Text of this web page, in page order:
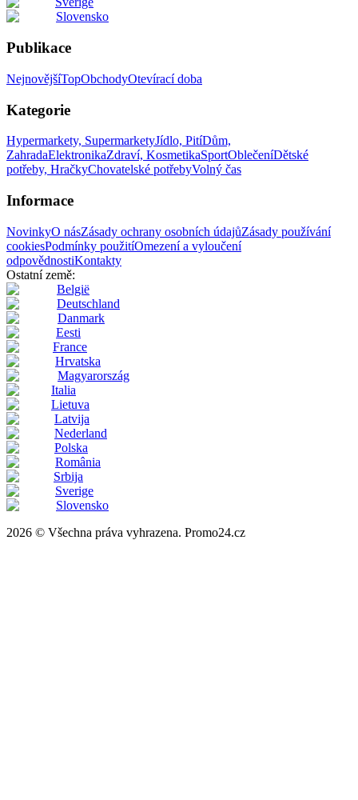
Slovensko
Publikace
NejnovějšíTopObchodyOtevírací doba
Kategorie
Hypermarkety, SupermarketyJídlo, PitíDům,
ZahradaElektronikaZdraví, KosmetikaSportOblečeníDětské
potřeby, HračkyChovatelské potřebyVolný čas
Informace
NovinkyO násZásady ochrany osobních údajůZásady používání
cookiesPodmínky použitíOmezení a vyloučení
odpovědnostiKontakty
Ostatní země:
België
Deutschland
Danmark
Eesti
France
Hrvatska
Magyarország
Italia
Lietuva
Latvija
Nederland
Polska
România
Srbija
Sverige
Slovensko
2026 © Všechna práva vyhrazena. Promo24.cz